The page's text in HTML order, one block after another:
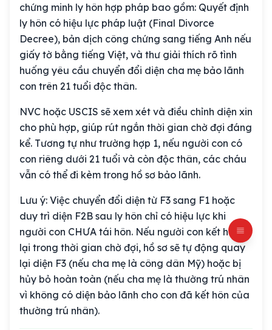
chứng minh ly hôn hợp pháp bao gồm: Quyết định
ly hôn có hiệu lực pháp luật (Final Divorce
Decree), bản dịch công chứng sang tiếng Anh nếu
giấy tờ bằng tiếng Việt, và thư giải thích rõ tình
huống yêu cầu chuyển đổi diện cha mẹ bảo lãnh
con trên 21 tuổi độc thân.
NVC hoặc USCIS sẽ xem xét và điều chỉnh diện xin
cho phù hợp, giúp rút ngắn thời gian chờ đợi đáng
kể. Tương tự như trường hợp 1, nếu người con có
con riêng dưới 21 tuổi và còn độc thân, các cháu
vẫn có thể đi kèm trong hồ sơ bảo lãnh.
Lưu ý: Việc chuyển đổi diện từ F3 sang F1 hoặc
duy trì diện F2B sau ly hôn chỉ có hiệu lực khi
người con CHƯA tái hôn. Nếu người con kết hôn
lại trong thời gian chờ đợi, hồ sơ sẽ tự động quay
lại diện F3 (nếu cha mẹ là công dân Mỹ) hoặc bị
hủy bỏ hoàn toàn (nếu cha mẹ là thường trú nhân
vì không có diện bảo lãnh cho con đã kết hôn của
thường trú nhân).